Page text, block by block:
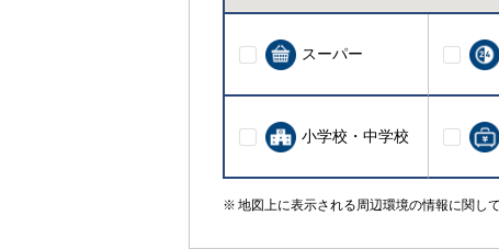
スーパー
小学校・中学校
地図上に表示される周辺環境の情報に関し